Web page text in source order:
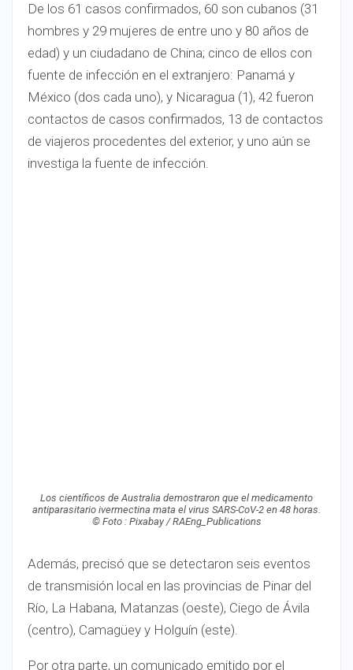
De los 61 casos confirmados, 60 son cubanos (31
hombres y 29 mujeres de entre uno y 80 años de
edad) y un ciudadano de China; cinco de ellos con
fuente de infección en el extranjero: Panamá y
México (dos cada uno), y Nicaragua (1), 42 fueron
contactos de casos confirmados, 13 de contactos
de viajeros procedentes del exterior, y uno aún se
investiga la fuente de infección.
Los científicos de Australia demostraron que el medicamento
antiparasitario ivermectina mata el virus SARS-CoV-2 en 48 horas.
© Foto : Pixabay / RAEng_Publications
Además, precisó que se detectaron seis eventos
de transmisión local en las provincias de Pinar del
Río, La Habana, Matanzas (oeste), Ciego de Ávila
(centro), Camagüey y Holguín (este).
Por otra parte, un comunicado emitido por el